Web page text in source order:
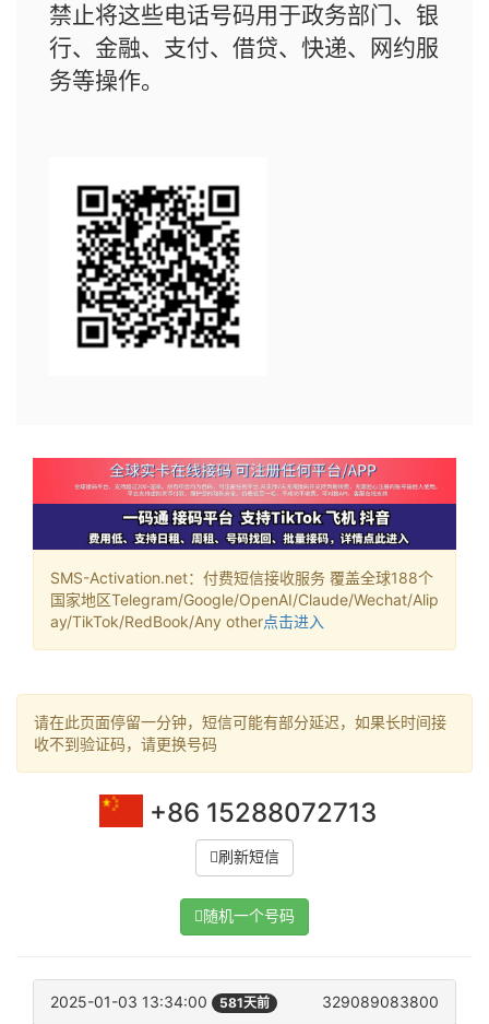
禁止将这些电话号码用于政务部门、银
行、金融、支付、借贷、快递、网约服
务等操作。
SMS-Activation.net：付费短信接收服务 覆盖全球188个
国家地区Telegram/Google/OpenAI/Claude/Wechat/Alip
ay/TikTok/RedBook/Any other点击进入
请在此页面停留一分钟，短信可能有部分延迟，如果长时间接
收不到验证码，请更换号码
+86 15288072713
刷新短信
随机一个号码
2025-01-03 13:34:00 581天前 329089083800